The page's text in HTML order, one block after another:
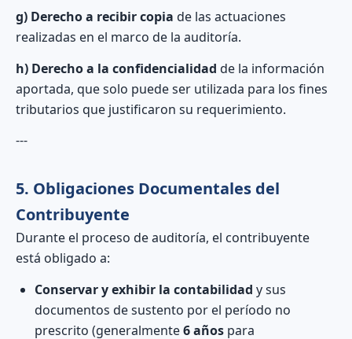
g) Derecho a recibir copia de las actuaciones
realizadas en el marco de la auditoría.
h) Derecho a la confidencialidad de la información
aportada, que solo puede ser utilizada para los fines
tributarios que justificaron su requerimiento.
---
5. Obligaciones Documentales del
Contribuyente
Durante el proceso de auditoría, el contribuyente
está obligado a:
Conservar y exhibir la contabilidad y sus
documentos de sustento por el período no
prescrito (generalmente6 años para